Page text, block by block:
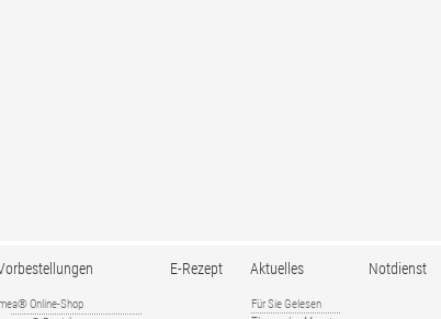
Online-Shop
E-Rezept Aktuelles
Für Sie Gelesen
Notdienst